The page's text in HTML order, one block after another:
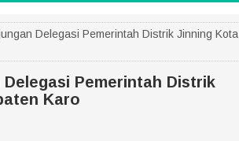
Delegasi Pemerintah Distrik Jinning Kota
Pemerintah Distrik
Karo